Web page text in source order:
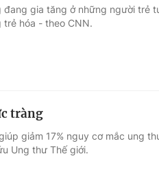
gia tăng ở những người trẻ
hóa - theo CNN.
tràng
giảm 17% nguy cơ mắc ung
Ung thư Thế giới.